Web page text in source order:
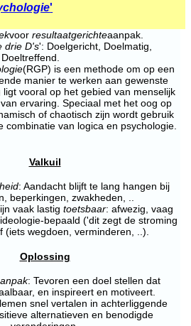
'
voor resultaatgerichteaanpak.
drie D's': Doelgericht, Doelmatig,
Doeltreffend.
(RGP) is een methode om op een
manier te werken aan gewenste
vooral op het gebied van menselijk
ervaring. Speciaal met het oog op
of chaotisch zijn wordt gebruik
combinatie van logica en psychologie.
Valkuil
: Aandacht blijft te lang hangen bij
beperkingen, zwakheden, ..
vaak lastig toetsbaar: afwezig, vaag
bepaald ('dit zegt de stroming
(iets wegdoen, verminderen, ..).
Oplossing
: Tevoren een doel stellen dat
en inspireert en motiveert.
snel vertalen in achterliggende
alternatieven en benodigde